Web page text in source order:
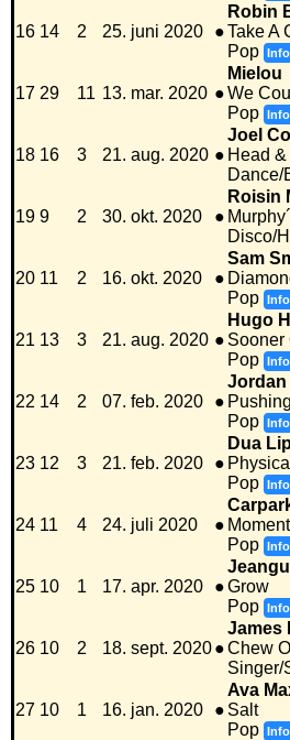
16 14 2 25. juni 2020 ●
Robin
Take A
Pop Info
17 29 11 13. mar. 2020 ●
Mielou
We
Pop Info
18 16 3 21. aug. 2020 ●
Joel
Head
Dance/
19 9 2 30. okt. 2020 ●
Roisin
Disco/
20 11 2 16. okt. 2020 ●
Sam
Pop Info
21 13 3 21. aug. 2020 ●
Hugo
Sooner
Pop Info
22 14 2 07. feb. 2020 ●
Jordan
Pop Info
23 12 3 21. feb. 2020 ●
Dua
Physical
Pop Info
24 11 4 24. juli 2020 ●
Pop Info
25 10 1 17. apr. 2020 ●Grow
Pop Info
26 10 2 18. sept. 2020●
James
Chew
Singer/
27 10 1 16. jan. 2020 ●
Ava
Salt
Pop Info